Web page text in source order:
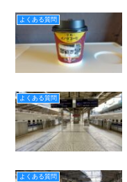
よくある質問
よくある質問
よくある質問